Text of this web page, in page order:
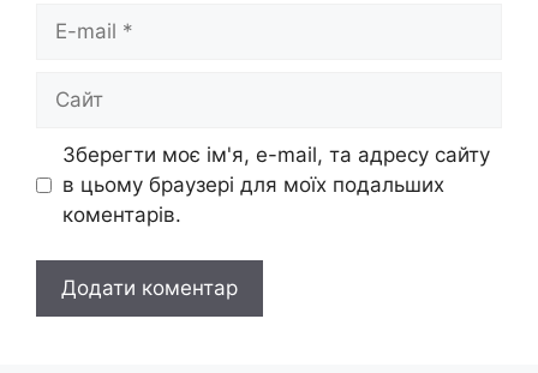
mail
Зберегти моє ім'я, e-mail, та адресу сайту
в цьому браузері для моїх подальших
коментарів.